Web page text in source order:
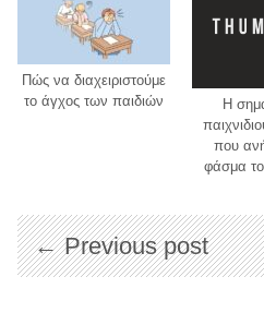
Πώς να διαχειριστούμε
το άγχος των παιδιών
H
που
φάσμα
← Previous post